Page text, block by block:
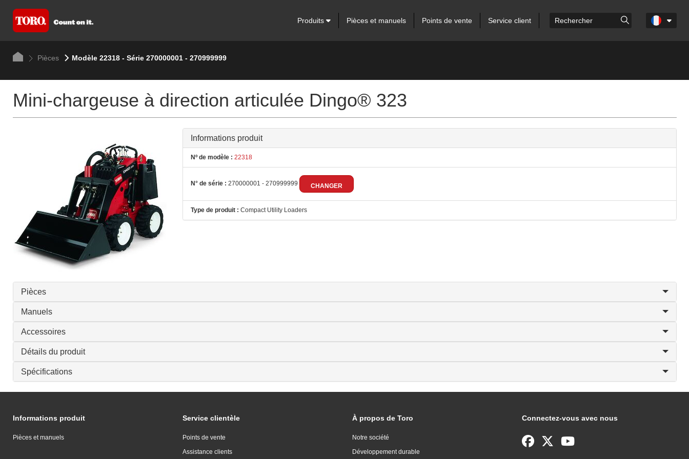
Produits Pièces et manuels Points de vente Service client
Pièces Modèle 22318 - Série 270000001 - 270999999
Mini-chargeuse à direction articulée Dingo® 323
Informations produit
Nº de modèle : 22318
N° de série : 270000001 - 270999999 CHANGER
Type de produit : Compact Utility Loaders
Pièces
Manuels
Accessoires
Détails du produit
Spécifications
Informations produit
Pièces et manuels
Service clientèle
Points de vente
Assistance clients
À propos de Toro
Notre société
Développement durable
Connectez-vous avec nous